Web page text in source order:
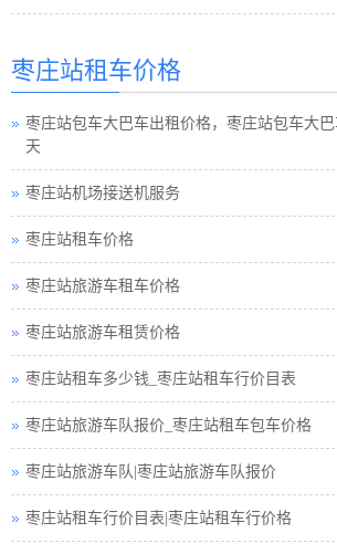
枣庄站包车旅游
枣庄站租车须知小车
枣庄站租车价格
枣庄站包车大巴车出租价格，枣庄站包车大
天
枣庄站机场接送机服务
枣庄站租车价格
枣庄站旅游车租车价格
枣庄站旅游车租赁价格
枣庄站租车多少钱_枣庄站租车行价目表
枣庄站旅游车队报价_枣庄站租车包车价格
枣庄站旅游车队|枣庄站旅游车队报价
枣庄站租车行价目表|枣庄站租车行价格